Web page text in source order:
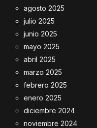
agosto 2025
julio 2025
junio 2025
mayo 2025
abril 2025
marzo 2025
febrero 2025
enero 2025
diciembre 2024
noviembre 2024